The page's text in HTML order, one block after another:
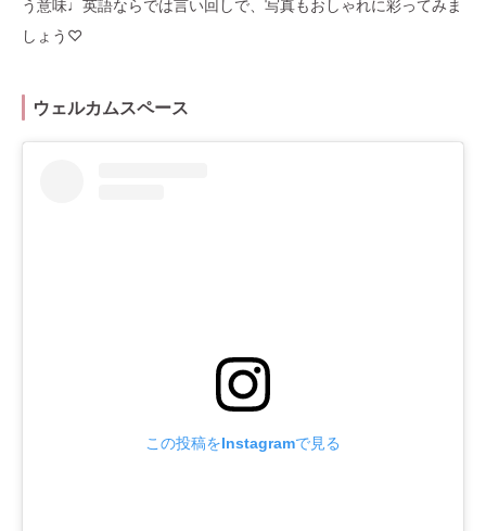
う意味♩英語ならでは言い回しで、写真もおしゃれに彩ってみま
しょう♡
ウェルカムスペース
この投稿をInstagramで見る